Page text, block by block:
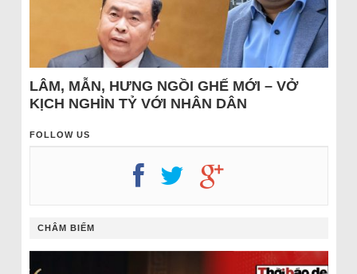
LÂM, MẪN, HƯNG NGỒI GHẾ MỚI – VỞ
KỊCH NGHÌN TỶ VỚI NHÂN DÂN
FOLLOW US
CHÂM BIẾM